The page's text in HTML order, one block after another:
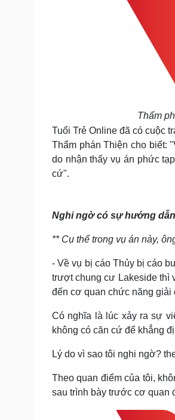
Thẩm
Tuổi Trẻ Online đã có cuộc
Thẩm phán Thiện cho biết:
do nhận thấy vụ án phức
cứ".
Nghi ngờ có sự hướng
** Cụ thể trong vụ án này,
- Về vụ bị cáo Thủy bị cáo
trượt chung cư Lakeside thì
đến cơ quan chức năng giải
Có nghĩa là lúc xảy ra sự
không có căn cứ để khẳng
Lý do vì sao tôi nghi ngờ?
Theo quan điểm của tôi,
sau trình bày trước cơ quan